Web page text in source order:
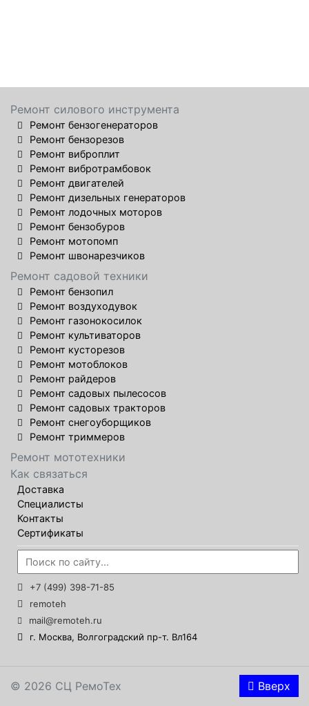
Ремонт силового инструмента
Ремонт бензогенераторов
Ремонт бензорезов
Ремонт виброплит
Ремонт вибротрамбовок
Ремонт двигателей
Ремонт дизельных генераторов
Ремонт лодочных моторов
Ремонт бензобуров
Ремонт мотопомп
Ремонт швонарезчиков
Ремонт садовой техники
Ремонт бензопил
Ремонт воздуходувок
Ремонт газонокосилок
Ремонт культиваторов
Ремонт кусторезов
Ремонт мотоблоков
Ремонт райдеров
Ремонт садовых пылесосов
Ремонт садовых тракторов
Ремонт снегоуборщиков
Ремонт триммеров
Ремонт мототехники
Как связаться
Доставка
Специалисты
Контакты
Сертификаты
+7 (499) 398-71-85
remoteh
mail@remoteh.ru
г. Москва, Волгоградский пр-т. Вл164
© 2026 СЦ РемоТех Вверх